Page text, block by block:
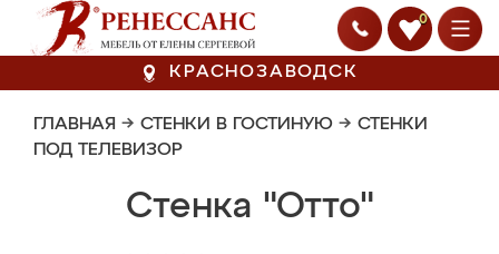
0
КРАСНОЗАВОДСК
ГЛАВНАЯ → СТЕНКИ В ГОСТИНУЮ → СТЕНКИ
ПОД ТЕЛЕВИЗОР
Стенка "Отто"